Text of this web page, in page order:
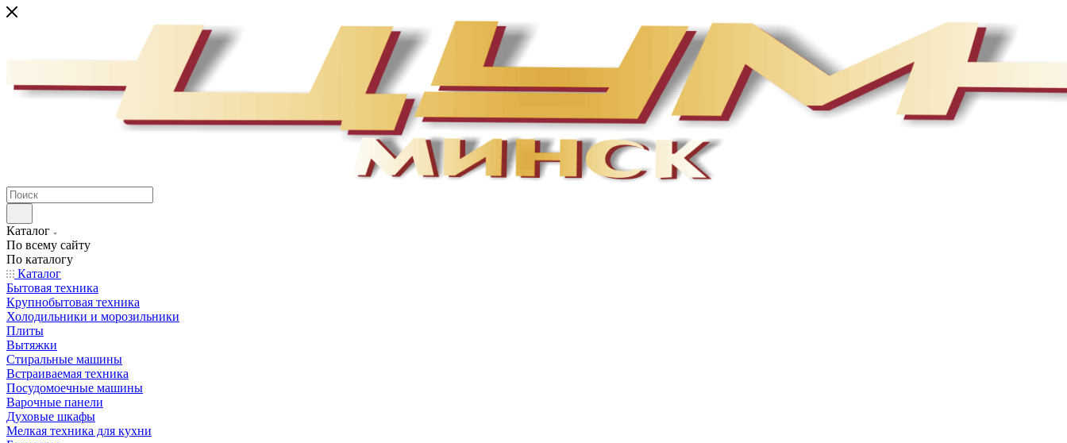
Каталог
По всему сайту
По каталогу
Каталог
Бытовая техника
Крупнобытовая техника
Холодильники и морозильники
Плиты
Вытяжки
Стиральные машины
Встраиваемая техника
Посудомоечные машины
Варочные панели
Духовые шкафы
Мелкая техника для кухни